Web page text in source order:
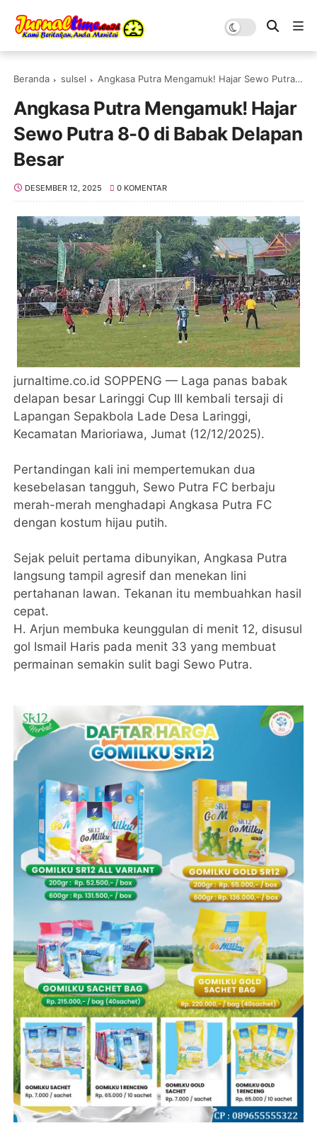
Beranda sulsel Angkasa Putra Mengamuk! Hajar Sewo Putra 8-0 di Babak Delapan Besar
Angkasa Putra Mengamuk! Hajar
Sewo Putra 8-0 di Babak Delapan
Besar
DESEMBER 12, 2025 0 KOMENTAR
jurnaltime.co.id SOPPENG — Laga panas babak
delapan besar Laringgi Cup III kembali tersaji di
Lapangan Sepakbola Lade Desa Laringgi,
Kecamatan Marioriawa, Jumat (12/12/2025).
Pertandingan kali ini mempertemukan dua
kesebelasan tangguh, Sewo Putra FC berbaju
merah-merah menghadapi Angkasa Putra FC
dengan kostum hijau putih.
Sejak peluit pertama dibunyikan, Angkasa Putra
langsung tampil agresif dan menekan lini
pertahanan lawan. Tekanan itu membuahkan hasil
cepat.
H. Arjun membuka keunggulan di menit 12, disusul
gol Ismail Haris pada menit 33 yang membuat
permainan semakin sulit bagi Sewo Putra.